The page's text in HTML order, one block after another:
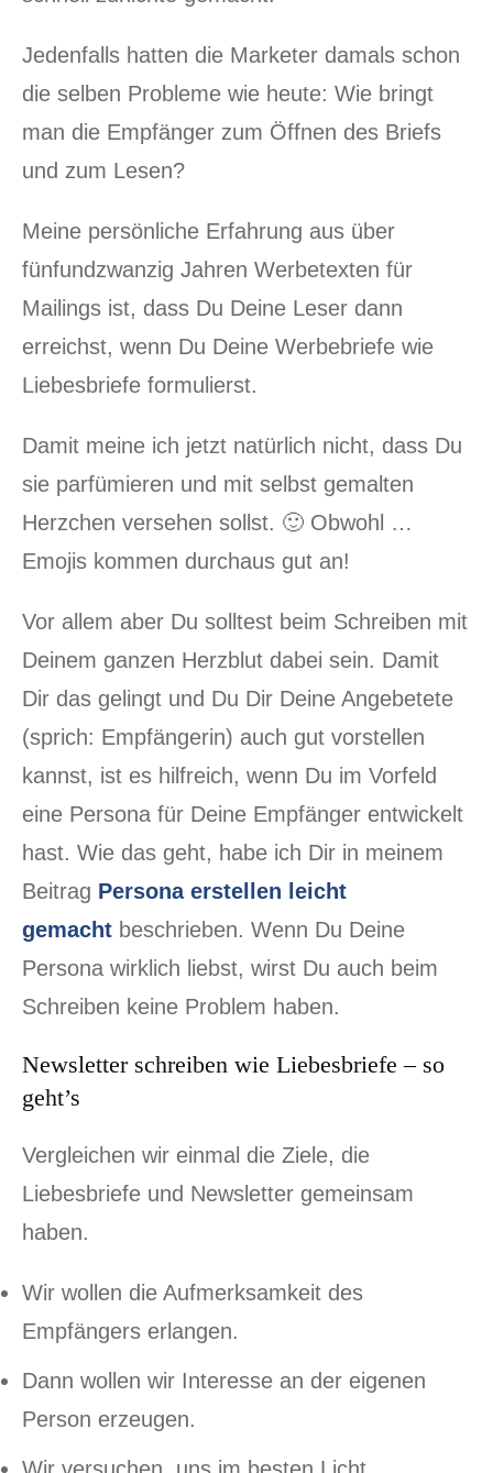
Jedenfalls hatten die Marketer damals schon
die selben Probleme wie heute: Wie bringt
man die Empfänger zum Öffnen des Briefs
und zum Lesen?
Meine persönliche Erfahrung aus über
fünfundzwanzig Jahren Werbetexten für
Mailings ist, dass Du Deine Leser dann
erreichst, wenn Du Deine Werbebriefe wie
Liebesbriefe formulierst.
Damit meine ich jetzt natürlich nicht, dass Du
sie parfümieren und mit selbst gemalten
Herzchen versehen sollst. 🙂 Obwohl …
Emojis kommen durchaus gut an!
Vor allem aber Du solltest beim Schreiben mit
Deinem ganzen Herzblut dabei sein. Damit
Dir das gelingt und Du Dir Deine Angebetete
(sprich: Empfängerin) auch gut vorstellen
kannst, ist es hilfreich, wenn Du im Vorfeld
eine Persona für Deine Empfänger entwickelt
hast. Wie das geht, habe ich Dir in meinem
Beitrag Persona erstellen leicht
gemacht beschrieben. Wenn Du Deine
Persona wirklich liebst, wirst Du auch beim
Schreiben keine Problem haben.
Newsletter schreiben wie Liebesbriefe – so
geht’s
Vergleichen wir einmal die Ziele, die
Liebesbriefe und Newsletter gemeinsam
haben.
Wir wollen die Aufmerksamkeit des
Empfängers erlangen.
Dann wollen wir Interesse an der eigenen
Person erzeugen.